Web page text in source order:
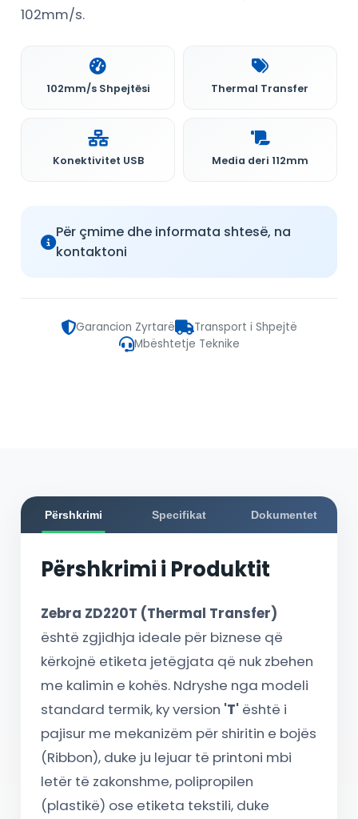
102mm/s.
102mm/s Shpejtësi Thermal Transfer
Konektivitet USB Media deri 112mm
Për çmime dhe informata shtesë, na
kontaktoni
Garancion Zyrtarë
Transport i Shpejtë
Mbështetje Teknike
Përshkrimi Specifikat Dokumentet
Përshkrimi i Produktit
Zebra ZD220T (Thermal Transfer)
është zgjidhja ideale për biznese që
kërkojnë etiketa jetëgjata që nuk zbehen
me kalimin e kohës. Ndryshe nga modeli
standard termik, ky version 'T' është i
pajisur me mekanizëm për shiritin e bojës
(Ribbon), duke ju lejuar të printoni mbi
letër të zakonshme, polipropilen
(plastikë) ose etiketa tekstili, duke